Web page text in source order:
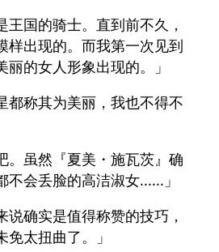
王国的骑士。直到前不久，
样出现的。而我第一次见到
的女人形象出现的。」
都称其为美丽，我也不得不
。虽然『夏美・施瓦茨』确
不会丢脸的高洁淑女......」
说确实是值得称赞的技巧，
太扭曲了。」